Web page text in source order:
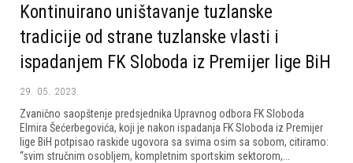
Kontinuirano uništavanje tuzlanske
tradicije od strane tuzlanske vlasti i
ispadanjem FK Sloboda iz Premijer lige BiH
29. 05. 2023.
Zvanično saopštenje predsjednika Upravnog odbora FK Sloboda
Elmira Šećerbegovića, koji je nakon ispadanja FK Sloboda iz Premijer
lige BiH potpisao raskide ugovora sa svima osim sa sobom, citiramo:
“svim stručnim osobljem, kompletnim sportskim sektorom,...